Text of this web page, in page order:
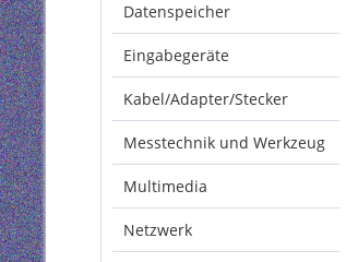
Datenspeicher
Eingabegeräte
Kabel/Adapter/Stecker
Messtechnik und Werkzeug
Multimedia
Netzwerk